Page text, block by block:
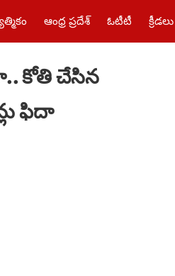
ఆంధ్ర ప్రదేశ్ ఓటీటీ క్రీడలు
కోతి చేసిన
ఫిదా